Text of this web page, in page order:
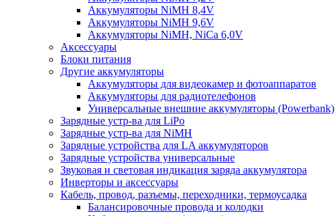
Аккумуляторы NiMH 8,4V
Аккумуляторы NiMH 9,6V
Аккумуляторы NiMH, NiCa 6,0V
Аксессуары
Блоки питания
Другие аккумуляторы
Аккумуляторы для видеокамер и фотоаппаратов
Аккумуляторы для радиотелефонов
Универсальные внешние аккумуляторы (Powerbank)
Зарядные устр-ва для LiPo
Зарядные устр-ва для NiMH
Зарядные устройства для LA аккумуляторов
Зарядные устройства универсальные
Звуковая и световая индикация заряда аккумулятора
Инверторы и аксессуары
Кабель, провод, разъемы, переходники, термоусадка
Балансировочные провода и колодки